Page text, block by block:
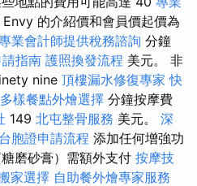
的介紹價和會員價起價為
業會計師提供稅務諮詢 分鐘
指南 護照換發流程 美元。 非
nine 頂樓漏水修復專家 快
多樣餐點外燴選擇 分鐘按摩費
149 北屯整骨服務 美元。 深
胞證申請流程 添加任何增強功
磨砂膏）需額外支付 按摩技
家選擇 自助餐外燴專家服務